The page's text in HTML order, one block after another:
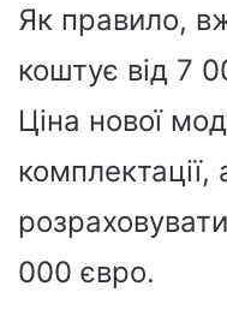
Як правило,
коштує від 7
Ціна нової
000 євро.